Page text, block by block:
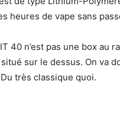
heures de vape sans
40 n’est pas une box au
situé sur le dessus. On va
très classique quoi.